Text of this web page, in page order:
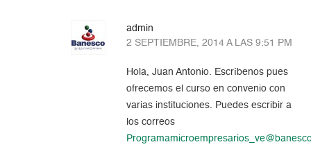
admin
2 SEPTIEMBRE, 2014 A LAS 9:51 PM
Hola, Juan Antonio. Escríbenos pues
ofrecemos el curso en convenio con
varias instituciones. Puedes escribir a
los correos